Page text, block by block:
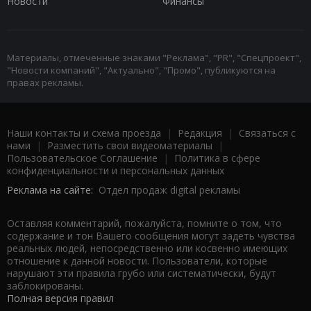
Материалы, отмеченные знаками "Реклама", "PR", "Спецпроект",
"Новости компаний", "Актуально", "Промо", публикуются на
правах рекламы.
Наши контакты и схема проезда | Редакция | Связаться с
нами | Разместить свои видеоматериалы |
Пользовательское Соглашение |
Политика в сфере
конфиденциальности и персональных данных
Реклама на сайте: Отдел продаж digital рекламы
Оставляя комментарий, пожалуйста, помните о том, что
содержание и тон Вашего сообщения могут задеть чувства
реальных людей, непосредственно или косвенно имеющих
отношение к данной новости. Пользователи, которые
нарушают эти правила грубо или систематически, будут
заблокированы.
Полная версия правил